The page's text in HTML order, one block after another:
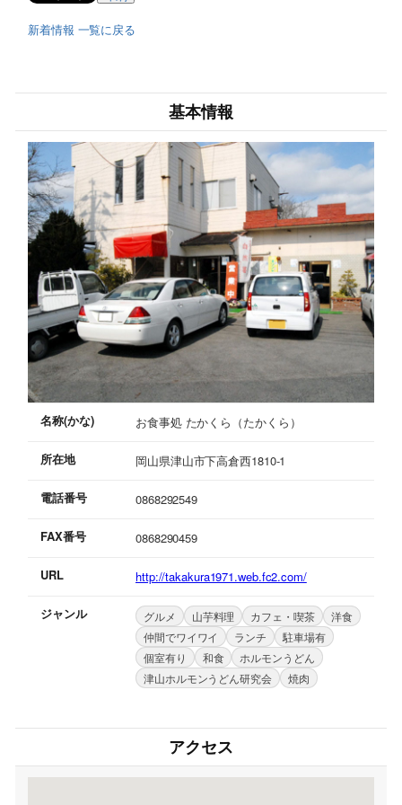
新着情報 一覧に戻る
基本情報
名称(かな) お食事処 たかくら（たかくら）
所在地 岡山県津山市下高倉西1810-1
電話番号 0868292549
FAX番号 0868290459
URL http://takakura1971.web.fc2.com/
ジャンル グルメ 山芋料理 カフェ・喫茶
洋食
仲間でワイワイ
ランチ
駐車場有
個室有り
和食
ホルモンうどん
津山ホルモンうどん研究会
焼肉
アクセス